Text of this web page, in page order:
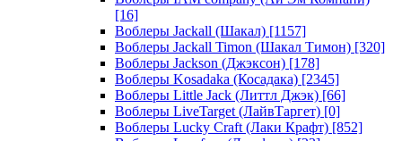
[16]
Воблеры Jackall (Шакал) [1157]
Воблеры Jackall Timon (Шакал Тимон) [320]
Воблеры Jackson (Джэксон) [178]
Воблеры Kosadaka (Косадака) [2345]
Воблеры Little Jack (Литтл Джэк) [66]
Воблеры LiveTarget (ЛайвТаргет) [0]
Воблеры Lucky Craft (Лаки Крафт) [852]